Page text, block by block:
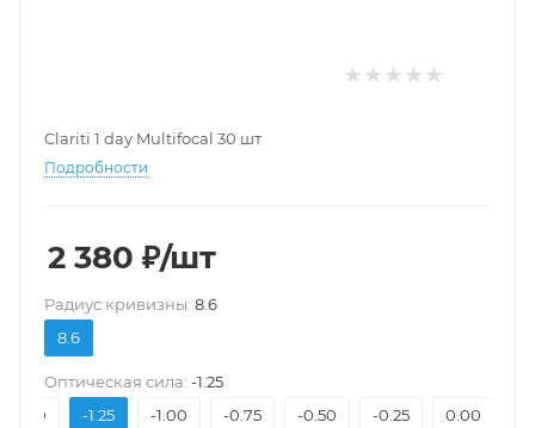
Clariti 1 day Multifocal 30 шт
Подробности
2 380 ₽/шт
Pадиус кривизны: 8.6
8.6
Оптическая сила: -1.25
-1.50
-1.25 -1.00 -0.75 -0.50 -0.25 0.00